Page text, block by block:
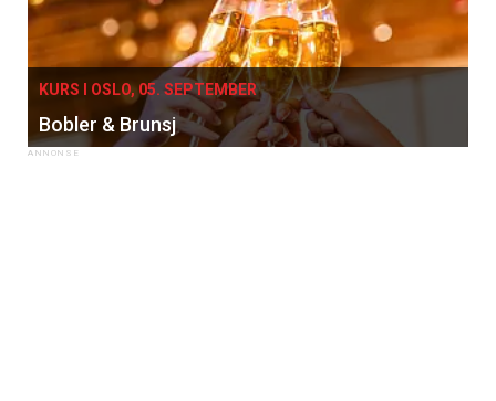
KURS I OSLO, 05. SEPTEMBER
Bobler & Brunsj